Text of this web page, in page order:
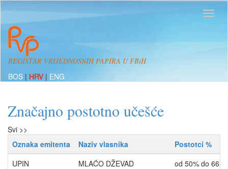
REGISTAR VRIJEDNOSNIH PAPIRA U FBiH
BOS | HRV | ENG
Značajno postotno učešće
Svi >>
Oznaka emitenta
Naziv vlasnika
Postotci %
UPIN
MLAĆO DŽEVAD
od 50% do